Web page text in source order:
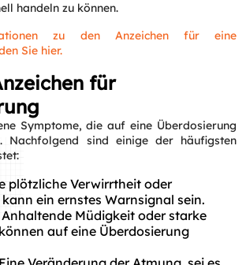
handeln zu können.
zu den Anzeichen für eine
Sie hier.
für
Symptome, die auf eine Überdosierung
Nachfolgend sind einige der häufigsten
plötzliche Verwirrtheit oder
ein ernstes Warnsignal sein.
Anhaltende Müdigkeit oder starke
auf eine Überdosierung